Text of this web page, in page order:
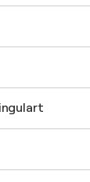
commercial
original